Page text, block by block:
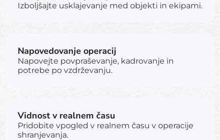
Izboljšajte usklajevanje med objekti in ekipami.
Napovedovanje operacij
Napovejte povpraševanje, kadrovanje in
potrebe po vzdrževanju.
Vidnost v realnem času
Pridobite vpogled v realnem času v operacije
shranjevanja.